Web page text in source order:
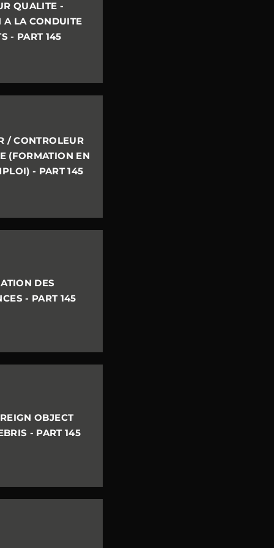
QUALITE -
A LA CONDUITE
- PART 145
/ CONTROLEUR
(FORMATION EN
- PART 145
DES
- PART 145
OBJECT
- PART 145